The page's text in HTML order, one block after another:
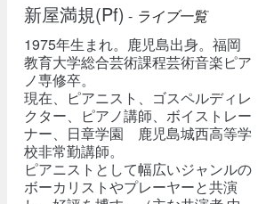
新屋満規(Pf) - ライブ一覧
1975年生まれ。鹿児島出身。福岡
教育大学総合芸術課程芸術音楽ピア
ノ専修卒。
現在、ピアニスト、ゴスペルディレ
クター、ピアノ講師、ボイストレー
ナー、日章学園 鹿児島城西高等学
校非常勤講師。
ピアニストとして幅広いジャンルの
ボーカリストやプレーヤーと共演